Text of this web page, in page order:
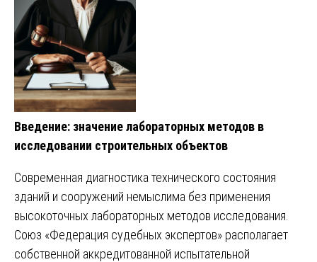
Введение: значение лабораторных методов в
исследовании строительных объектов
Современная диагностика технического состояния
зданий и сооружений немыслима без применения
высокоточных лабораторных методов исследования.
Союз «Федерация судебных экспертов» располагает
собственной аккредитованной испытательной